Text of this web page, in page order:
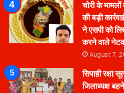
चोरी के
की बड़ी
ने एसपी को
करने वाले
August 7,
सिपाही रक्षा
जिलाध्यक्ष